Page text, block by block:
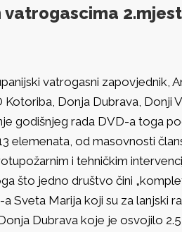
vatrogascima
vatrogasni zapovjednik,
Kotoriba, Donja Dubrava, Donji
godišnjeg rada DVD-a toga
elemenata, od masovnosti
i tehničkim
što jedno društvo čini
Sveta Marija koji su za lanjski
Dubrava koje je osvojilo